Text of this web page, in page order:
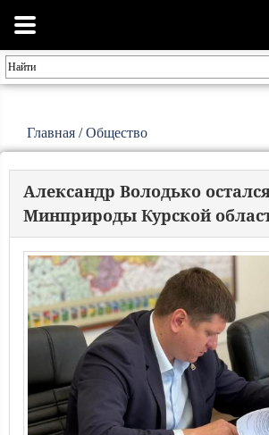
Главная /Общество
Александр Володько
Минприроды Курской